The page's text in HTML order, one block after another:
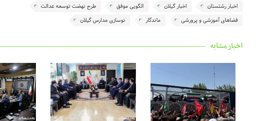
اخبار رشتستان اخبار گیلان الگویی موفق
طرح نهضت توسعه عدالت
فضاهای آموزشی و پرورشی
ماندگار نوسازی مدارس گیلان
اخبار مشابه